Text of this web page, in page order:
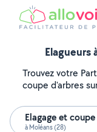
Elagueurs
Trouvez votre
coupe d'arbres
Elagage et
à Moléans (28)